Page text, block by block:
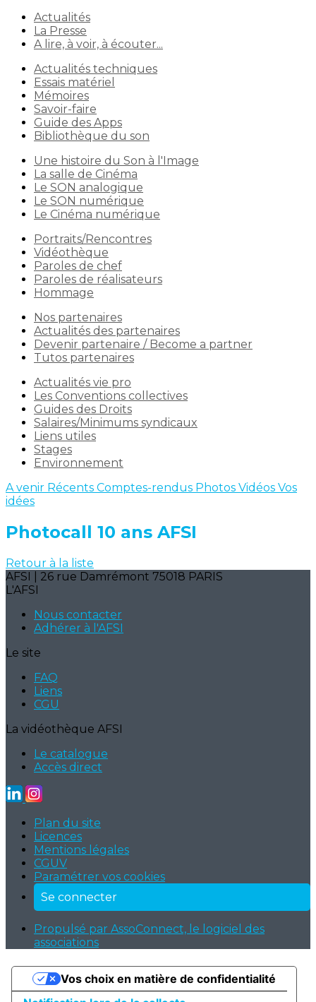
Actualités
La Presse
A lire, à voir, à écouter...
Actualités techniques
Essais matériel
Mémoires
Savoir-faire
Guide des Apps
Bibliothèque du son
Une histoire du Son à l'Image
La salle de Cinéma
Le SON analogique
Le SON numérique
Le Cinéma numérique
Portraits/Rencontres
Vidéothèque
Paroles de chef
Paroles de réalisateurs
Hommage
Nos partenaires
Actualités des partenaires
Devenir partenaire / Become a partner
Tutos partenaires
Actualités vie pro
Les Conventions collectives
Guides des Droits
Salaires/Minimums syndicaux
Liens utiles
Stages
Environnement
A venir Récents Comptes-rendus Photos Vidéos Vos
idées
Photocall 10 ans AFSI
Retour à la liste
AFSI | 26 rue Damrémont 75018 PARIS
L'AFSI
Nous contacter
Adhérer à l'AFSI
Le site
FAQ
Liens
CGU
La vidéothèque AFSI
Le catalogue
Accès direct
Plan du site
Licences
Mentions légales
CGUV
Paramétrer vos cookies
Se connecter
Propulsé par AssoConnect, le logiciel des
associations
Vos choix en matière de confidentialité